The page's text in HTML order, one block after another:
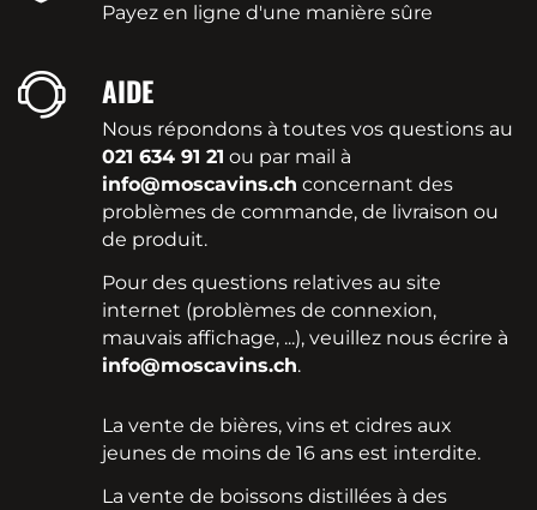
Payez en ligne d'une manière sûre
AIDE
Nous répondons à toutes vos questions au
021 634 91 21 ou par mail à
info@moscavins.ch concernant des
problèmes de commande, de livraison ou
de produit.
Pour des questions relatives au site
internet (problèmes de connexion,
mauvais affichage, ...), veuillez nous écrire à
info@moscavins.ch.
La vente de bières, vins et cidres aux
jeunes de moins de 16 ans est interdite.
La vente de boissons distillées à des